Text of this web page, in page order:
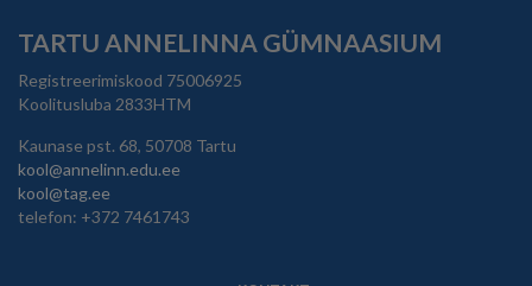
TARTU ANNELINNA GÜMNAASIUM
Registreerimiskood 75006925
Koolitusluba 2833HTM
Kaunase pst. 68, 50708 Tartu
kool@annelinn.edu.ee
kool@tag.ee
telefon: +372 7461743